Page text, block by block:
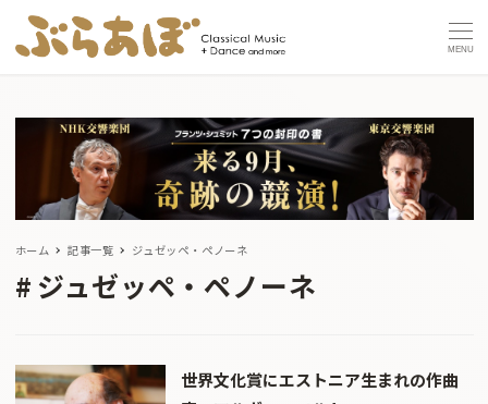
MENU
ホーム 記事一覧 ジュゼッペ・ペノーネ
ジュゼッペ・ペノーネ
世界文化賞にエストニア生まれの作曲